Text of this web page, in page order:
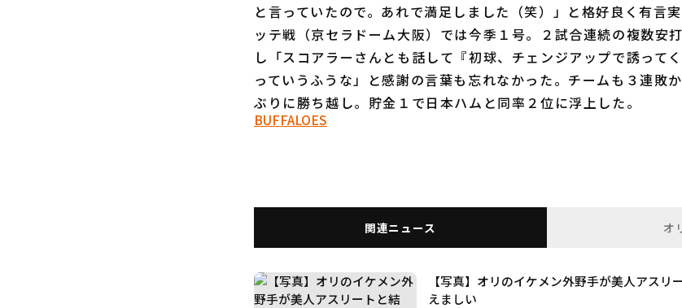
と言っていたので。あれで満足しました（笑）」と格好良く有言
ッテ戦（京セラドーム大阪）では今季１号。２試合連続の複数安
し「スコアラーさんとも話して『初球、チェンジアップで誘って
っていうふうな」と感謝の言葉も忘れなかった。チームも３連敗
ぶりに勝ち越し。貯金１で日本ハムと同率２位に浮上した。
BUFFALOES
関連ニュース オ
【写真】オリのイケメン外野手が美人アス
えましい